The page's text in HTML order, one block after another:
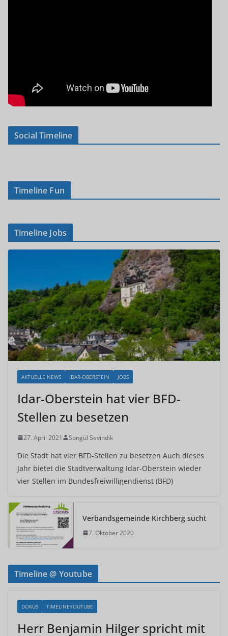
Social Timeline
Timeline Fun
Timeline Jobs
AKTUELLE NEWS IDAR-OBERSTEIN JOBS
Idar-Oberstein hat vier BFD-
Stellen zu besetzen
27. April 2021 Songül Sevindik
Die Stadt hat vier BFD-Stellen zu besetzen Auch dieses
Jahr bietet die Stadtverwaltung Idar-Oberstein wieder
vier Stellen im Bundesfreiwilligendienst (BFD)
Verbandsgemeinde Kirchberg sucht
7. Oktober 2020
Timeline @ Youtube
DOKUS TIMELINEYOUTUBE
Herr Benjamin Hilger spricht mit